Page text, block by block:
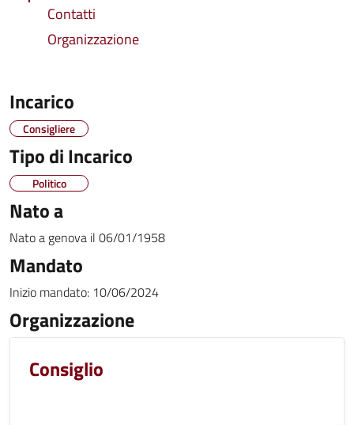
Contatti
Organizzazione
Incarico
Consigliere
Tipo di Incarico
Politico
Nato a
Nato a genova il 06/01/1958
Mandato
Inizio mandato: 10/06/2024
Organizzazione
Consiglio